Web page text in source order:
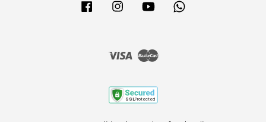
FacebookInstagramYouTube
Visa Master